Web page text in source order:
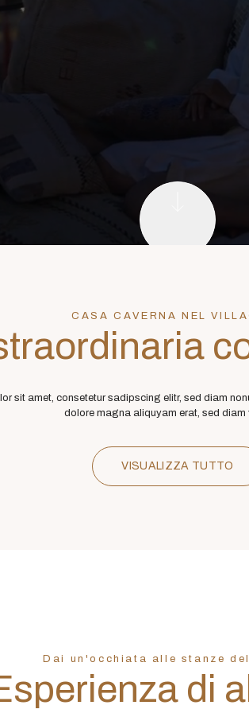
CASA CAVERNA NEL
sit amet, consetetur sadipscing elitr, sed diam
dolore magna aliquyam erat, sed diam
VISUALIZZA TUTTO
Dai un'occhiata alle stanze
di